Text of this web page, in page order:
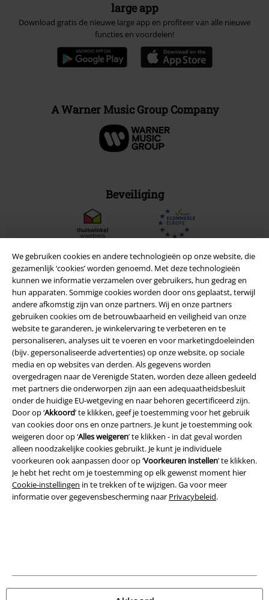
We gebruiken cookies en andere technologieën op onze website, die
gezamenlijk ‘cookies’ worden genoemd. Met deze technologieën
kunnen we informatie verzamelen over gebruikers, hun gedrag en
hun apparaten. Sommige cookies worden door ons geplaatst, terwijl
andere afkomstig zijn van onze partners. Wij en onze partners
gebruiken cookies om de betrouwbaarheid en veiligheid van onze
website te garanderen, je winkelervaring te verbeteren en te
personaliseren, analyses uit te voeren en voor marketingdoeleinden
(bijv. gepersonaliseerde advertenties) op onze website, op sociale
media en op websites van derden. Als gegevens worden
overgedragen naar de Verenigde Staten, worden deze alleen gedeeld
met partners die onderworpen zijn aan een adequaatheidsbesluit
onder de huidige EU-wetgeving en naar behoren gecertificeerd zijn.
Door op ‘Akkoord’ te klikken, geef je toestemming voor het gebruik
van cookies door ons en onze partners. Je kunt je toestemming ook
weigeren door op ‘Alles weigeren’ te klikken - in dat geval worden
alleen noodzakelijke cookies gebruikt. Je kunt je individuele
voorkeuren ook aanpassen door op ‘Voorkeuren instellen’ te klikken.
Je hebt het recht om je toestemming op elk gewenst moment hier
Cookie-instellingen in te trekken of te wijzigen. Ga voor meer
informatie over gegevensbescherming naar Privacybeleid.
large app
Download gratis de nieuwe large app en profiteer van alle nieuwe
functies en voordelen!
A Warner Music Group Company
Beveiliging
Legal
Algemene Voorwaarden
Bedrijfsgegevens
Privacyverklaring
Verklaring van conformiteit
Informatie over toegankelijkheid
© 1986-2026 Large Popmerchandising B.V.